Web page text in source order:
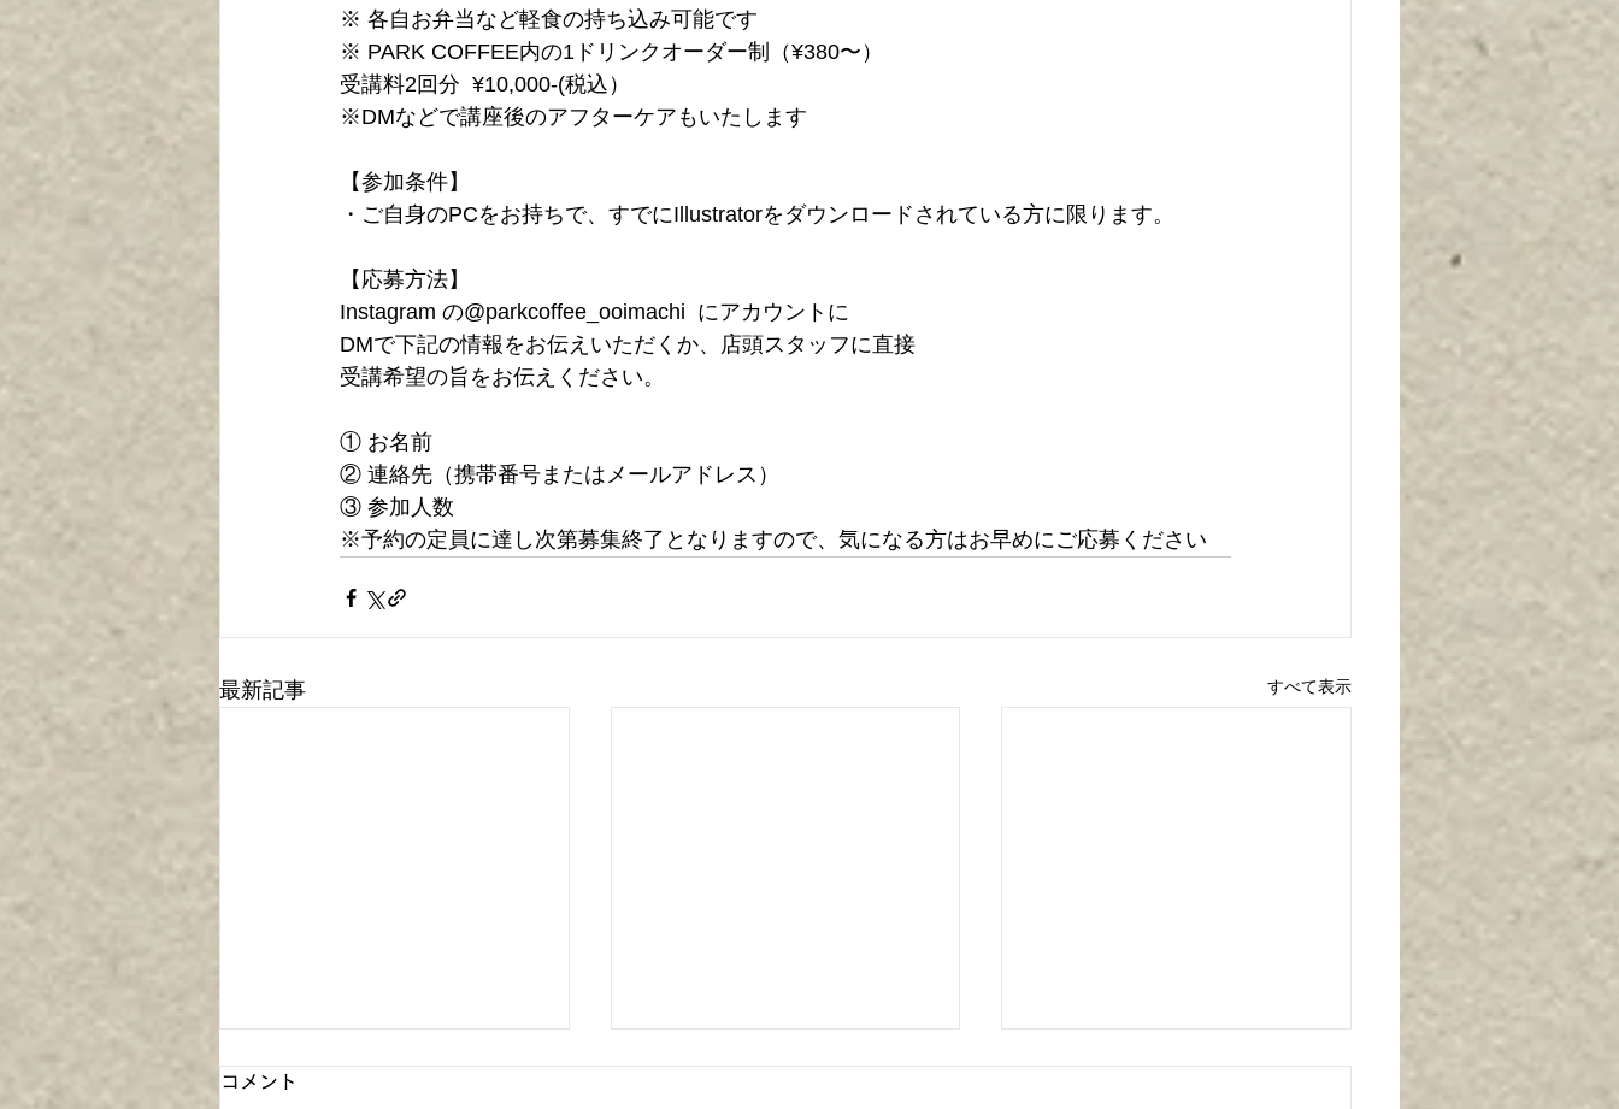
※ 各自お弁当など軽食の持ち込み可能です
※ PARK COFFEE内の1ドリンクオーダー制（¥380〜）
受講料2回分  ¥10,000-(税込）
※DMなどで講座後のアフターケアもいたします
【参加条件】
・ご自身のPCをお持ちで、すでにIllustratorをダウンロードされている方に限ります。
【応募方法】
Instagram の@parkcoffee_ooimachi  にアカウントに
DMで下記の情報をお伝えいただくか、店頭スタッフに直接
受講希望の旨をお伝えください。
① お名前
② 連絡先（携帯番号またはメールアドレス）
③ 参加人数
※予約の定員に達し次第募集終了となりますので、気になる方はお早めにご応募ください
最新記事 すべて表示
コメント